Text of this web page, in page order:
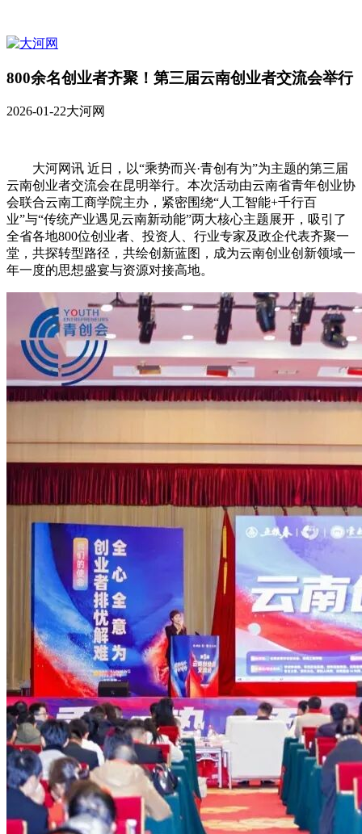
800余名创业者齐聚！第三届云南创业者交流会举行
2026-01-22大河网
大河网讯 近日，以“乘势而兴·青创有为”为主题的第三届
云南创业者交流会在昆明举行。本次活动由云南省青年创业协
会联合云南工商学院主办，紧密围绕“人工智能+千行百
业”与“传统产业遇见云南新动能”两大核心主题展开，吸引了
全省各地800位创业者、投资人、行业专家及政企代表齐聚一
堂，共探转型路径，共绘创新蓝图，成为云南创业创新领域一
年一度的思想盛宴与资源对接高地。